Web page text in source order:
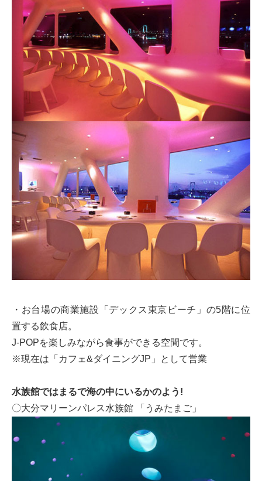
・お台場の商業施設「デックス東京ビーチ」の5階に位
置する飲食店。
J-POPを楽しみながら食事ができる空間です。
※現在は「カフェ&ダイニングJP」として営業
水族館ではまるで海の中にいるかのよう!
〇大分マリーンパレス水族館 「うみたまご」